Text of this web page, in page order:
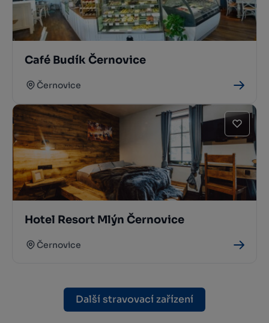
Café Budík Černovice
Černovice
Hotel Resort Mlýn Černovice
Černovice
Další stravovací zařízení